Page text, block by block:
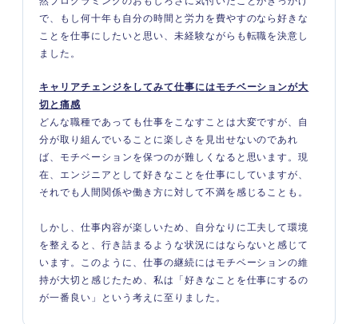
で、もし何十年も自分の時間と労力を費やすのなら好きな
ことを仕事にしたいと思い、未経験ながらも転職を決意し
ました。
キャリアチェンジをしてみて仕事にはモチベーションが大
切と痛感
どんな職種であっても仕事をこなすことは大変ですが、自
分が取り組んでいることに楽しさを見出せないのであれ
ば、モチベーションを保つのが難しくなると思います。現
在、エンジニアとして好きなことを仕事にしていますが、
それでも人間関係や働き方に対して不満を感じることも。
しかし、仕事内容が楽しいため、自分なりに工夫して環境
を整えると、行き詰まるような状況にはならないと感じて
います。このように、仕事の継続にはモチベーションの維
持が大切と感じたため、私は「好きなことを仕事にするの
が一番良い」という考えに至りました。